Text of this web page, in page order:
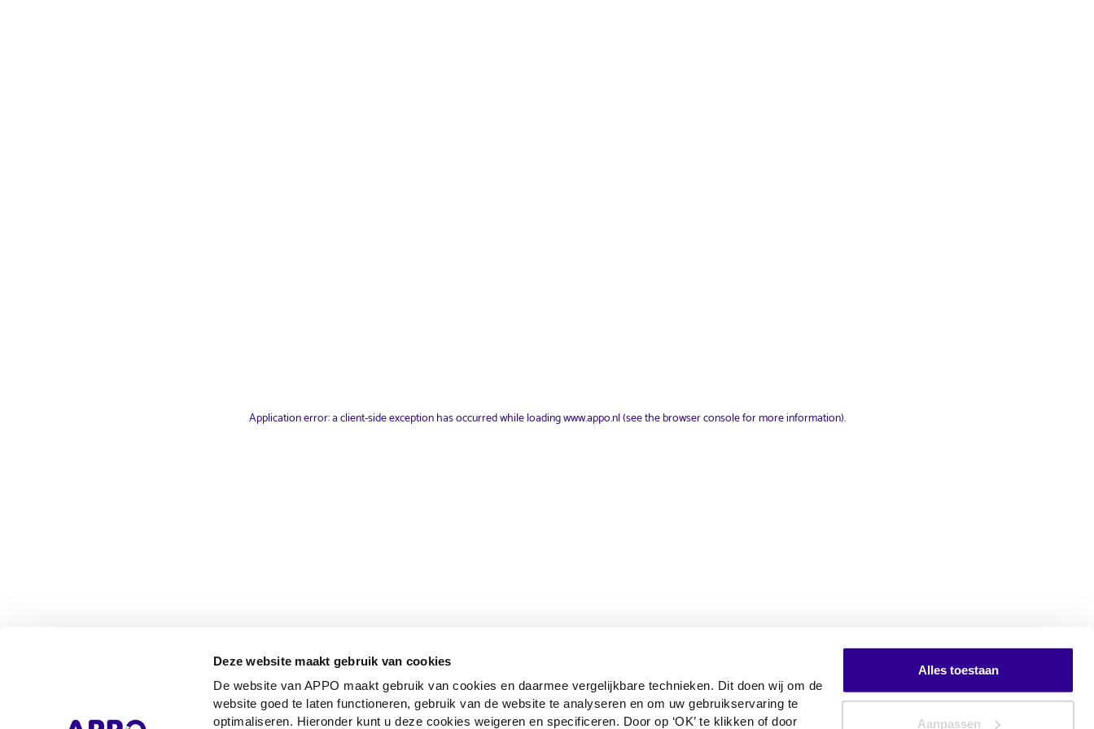
Deze website maakt gebruik van cookies
De website van APPO maakt gebruik van cookies en daarmee vergelijkbare technieken. Dit doen wij om de
website goed te laten functioneren, gebruik van de website te analyseren en om uw gebruikservaring te
optimaliseren. Hieronder kunt u deze cookies weigeren en specificeren. Door op ‘OK’ te klikken of door
Alles toestaan
Aanpassen
Application error: a client-side exception has occurredwhile loadingwww.appo.nl(see the browser console for more information).